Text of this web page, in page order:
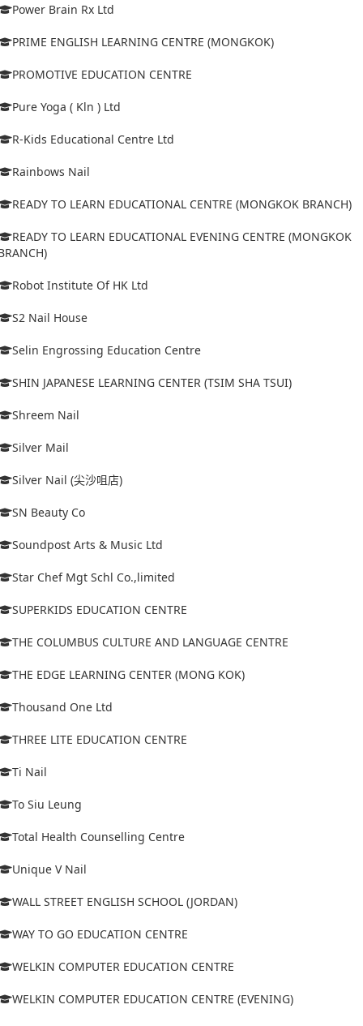
Power Brain Rx Ltd
PRIME ENGLISH LEARNING CENTRE (MONGKOK)
PROMOTIVE EDUCATION CENTRE
Pure Yoga ( Kln ) Ltd
R-Kids Educational Centre Ltd
Rainbows Nail
READY TO LEARN EDUCATIONAL CENTRE (MONGKOK BRANCH)
READY TO LEARN EDUCATIONAL EVENING CENTRE (MONGKOK
Robot Institute Of HK Ltd
S2 Nail House
Selin Engrossing Education Centre
SHIN JAPANESE LEARNING CENTER (TSIM SHA TSUI)
Shreem Nail
Silver Mail
Silver Nail (尖沙咀店)
SN Beauty Co
Soundpost Arts & Music Ltd
Star Chef Mgt Schl Co.,limited
SUPERKIDS EDUCATION CENTRE
THE COLUMBUS CULTURE AND LANGUAGE CENTRE
THE EDGE LEARNING CENTER (MONG KOK)
Thousand One Ltd
THREE LITE EDUCATION CENTRE
Ti Nail
To Siu Leung
Total Health Counselling Centre
Unique V Nail
WALL STREET ENGLISH SCHOOL (JORDAN)
WAY TO GO EDUCATION CENTRE
WELKIN COMPUTER EDUCATION CENTRE
WELKIN COMPUTER EDUCATION CENTRE (EVENING)